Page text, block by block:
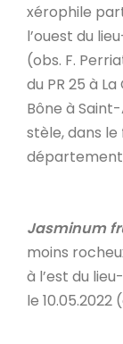
xérophile
l’ouest du
(obs. F.
du PR 25 à
Bône à
stèle, dans
département,
Jasminum
moins
à l’est du
le 10.05.2022